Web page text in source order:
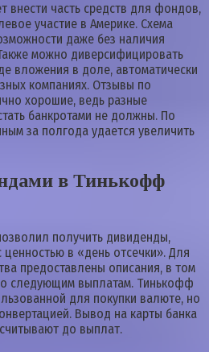
внести часть средств для фондов,
участие в Америке. Схема
даже без наличия
можно диверсифицировать
вложения в доле, автоматически
компаниях. Отзывы по
хорошие, ведь разные
банкротами не должны. По
за полгода удается увеличить
в Тинькофф
получить дивиденды,
ценностью в «день отсечки». Для
предоставлены описания, в том
следующим выплатам. Тинькофф
для покупки валюте, но
Вывод на карты банка
до выплат.